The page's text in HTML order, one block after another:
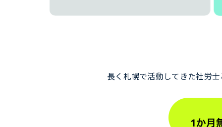
長く札幌で活動してきた社労